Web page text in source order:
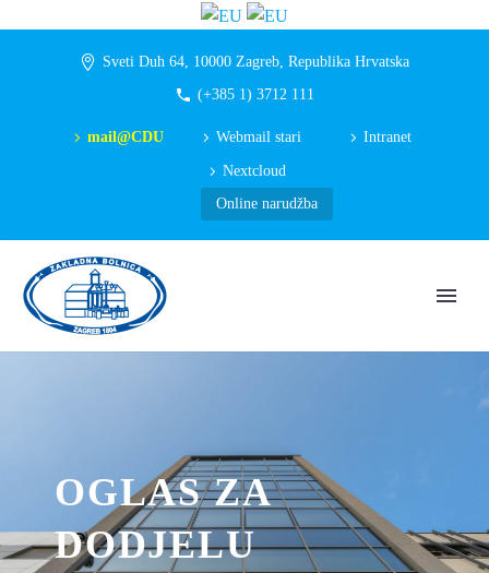
Sveti Duh 64, 10000 Zagreb, Republika Hrvatska
(+385 1) 3712 111
mail@CDU Webmail stari Intranet
Nextcloud
Online narudžba
OGLAS ZA
DODJELU